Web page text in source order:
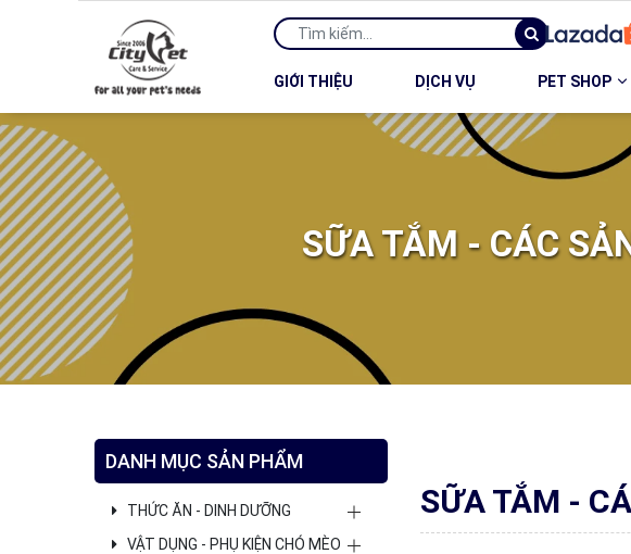
GIỚI THIỆU DỊCH VỤ PET SHOP
SỮA TẮM - CÁC
DANH MỤC SẢN PHẨM
THỨC ĂN - DINH DƯỠNG
VẬT DỤNG - PHỤ KIỆN CHÓ MÈO
SỮA TẮM -